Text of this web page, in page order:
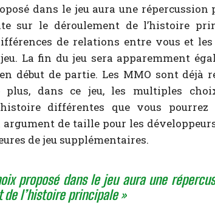
dans le jeu aura une répercussion
sur le déroulement de l’histoire
de relations entre vous et les
La fin du jeu sera apparemment
début de partie. Les MMO sont déjà
plus, dans ce jeu, les multiples
différentes que vous
argument de taille pour les
de jeu supplémentaires.
proposé dans le jeu aura une
de l’histoire principale »